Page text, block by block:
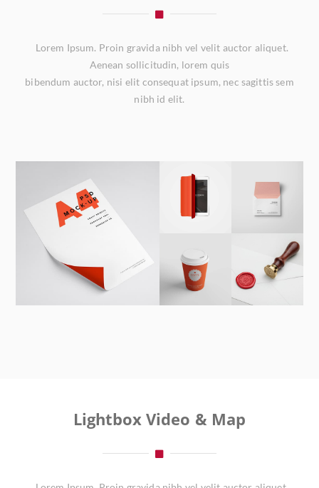
Lorem Ipsum. Proin gravida nibh vel velit auctor aliquet.
Aenean sollicitudin, lorem quis
bibendum auctor, nisi elit consequat ipsum, nec sagittis sem
nibh id elit.
Lightbox Video & Map